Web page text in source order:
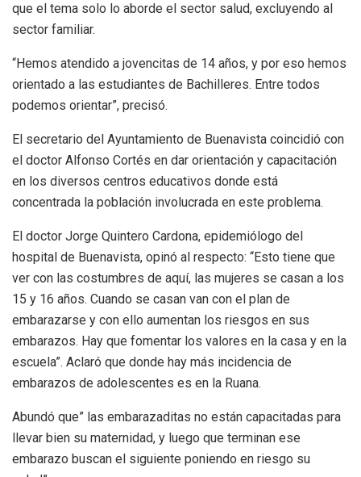
que el tema solo lo aborde el sector salud, excluyendo al
sector familiar.
“Hemos atendido a jovencitas de 14 años, y por eso hemos
orientado a las estudiantes de Bachilleres. Entre todos
podemos orientar”, precisó.
El secretario del Ayuntamiento de Buenavista coincidió con
el doctor Alfonso Cortés en dar orientación y capacitación
en los diversos centros educativos donde está
concentrada la población involucrada en este problema.
El doctor Jorge Quintero Cardona, epidemiólogo del
hospital de Buenavista, opinó al respecto: “Esto tiene que
ver con las costumbres de aquí, las mujeres se casan a los
15 y 16 años. Cuando se casan van con el plan de
embarazarse y con ello aumentan los riesgos en sus
embarazos. Hay que fomentar los valores en la casa y en la
escuela”. Aclaró que donde hay más incidencia de
embarazos de adolescentes es en la Ruana.
Abundó que” las embarazaditas no están capacitadas para
llevar bien su maternidad, y luego que terminan ese
embarazo buscan el siguiente poniendo en riesgo su